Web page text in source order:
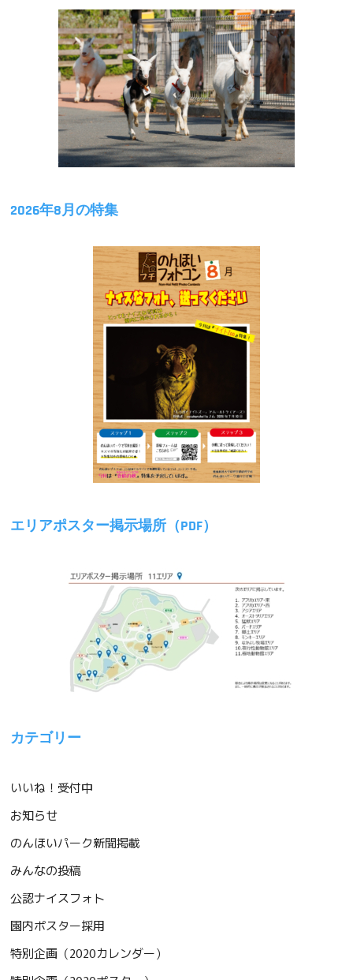
2026年8月の特集
エリアポスター掲示場所（PDF）
カテゴリー
いいね！受付中
お知らせ
のんほいパーク新聞掲載
みんなの投稿
公認ナイスフォト
園内ポスター採用
特別企画（2020カレンダー）